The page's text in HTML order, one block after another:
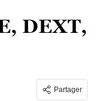
DEXT,
Partager